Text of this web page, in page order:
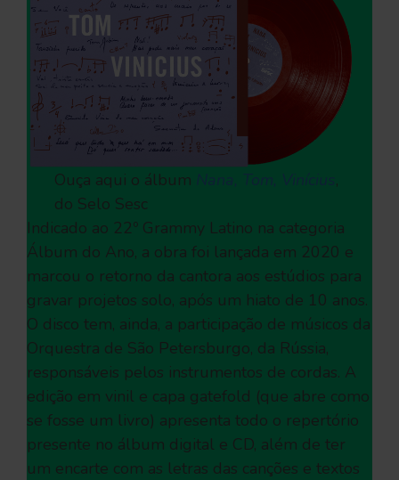
Ouça aqui o álbum
,
do Selo Sesc
Indicado ao 22º Grammy Latino na categoria
Álbum do Ano, a obra foi lançada em 2020 e
marcou o retorno da cantora aos estúdios para
gravar projetos solo, após um hiato de 10 anos.
O disco tem, ainda, a participação de músicos da
Orquestra de São Petersburgo, da Rússia,
responsáveis pelos instrumentos de cordas. A
edição em vinil e capa gatefold (que abre como
se fosse um livro) apresenta todo o repertório
presente no álbum digital e CD, além de ter
um encarte com as letras das canções e textos